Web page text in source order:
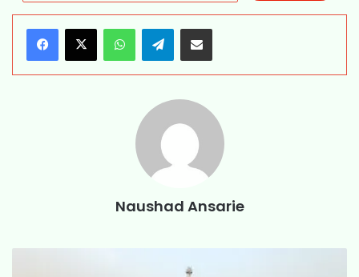
WhatsAppTelegramShare via Email
Naushad Ansarie